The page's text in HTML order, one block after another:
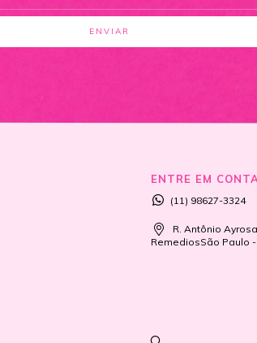
ENTRE EM
(11) 98627-3324
R. Antônio
RemediosSão Paulo -